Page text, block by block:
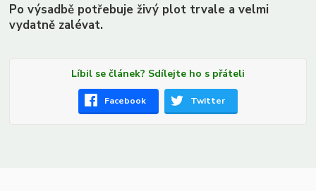
Po výsadbě potřebuje živý plot trvale a velmi
vydatně zalévat.
Líbil se článek? Sdílejte ho s přáteli
Facebook Twitter